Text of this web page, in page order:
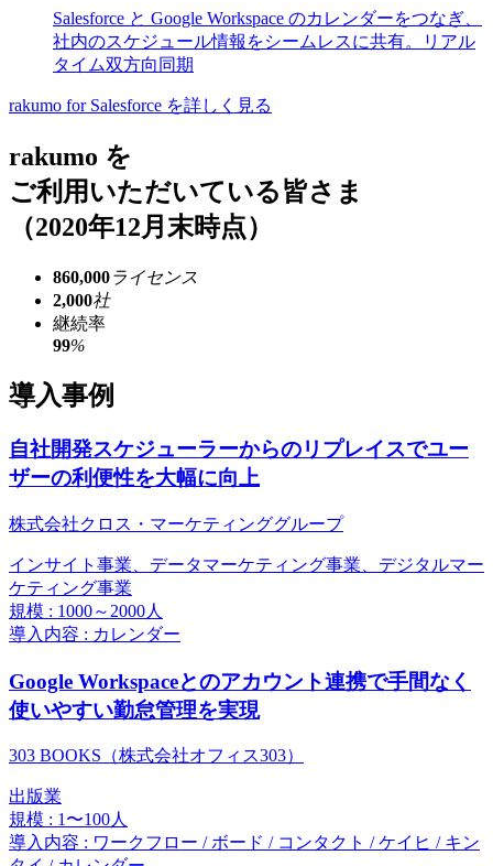
Salesforce と Google Workspace のカレンダーをつなぎ、
社内のスケジュール情報をシームレスに共有。リアル
タイム双方向同期
rakumo for Salesforce を詳しく見る
rakumo を
ご利用いただいている皆さま
（2020年12月末時点）
860,000ライセンス
2,000社
継続率
99%
導入事例
自社開発スケジューラーからのリプレイスでユー
ザーの利便性を大幅に向上
株式会社クロス・マーケティンググループ
インサイト事業、データマーケティング事業、デジタルマー
ケティング事業
規模 : 1000～2000人
導入内容 : カレンダー
Google Workspaceとのアカウント連携で手間なく
使いやすい勤怠管理を実現
303 BOOKS（株式会社オフィス303）
出版業
規模 : 1〜100人
導入内容 : ワークフロー / ボード / コンタクト / ケイヒ / キン